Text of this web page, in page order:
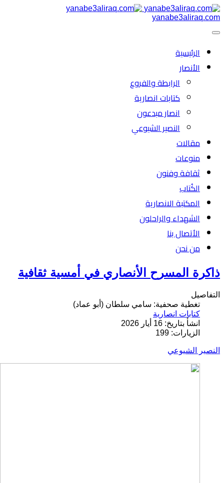
yanabe3aliraq.com
الرئیسية
الأنصار
الرابطة والفروع
كتابات انصارية
انصار مبدعون
النصیر الشیوعي
مقالات
منوعات
ثقافة وفنون
الكُتاب
المكتبة الانصارية
الشهداء والراحلون
الأتصال بنا
من نحن
ذاكرة المسرح الأنصاري في أمسية ثقافية
التفاصيل
تغطية صحفية: سامي سلطان (أبو عماد)
كتابات انصارية
انشأ بتاريخ: 16 أيار 2026
الزيارات: 199
النصير الشيوعي